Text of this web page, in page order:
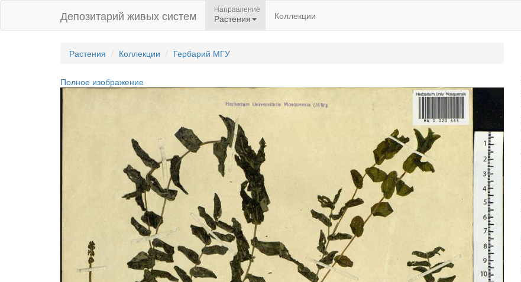
Депозитарий живых систем Направление
Растения Коллекции
Растения Коллекции Гербарий МГУ
Полное изображение